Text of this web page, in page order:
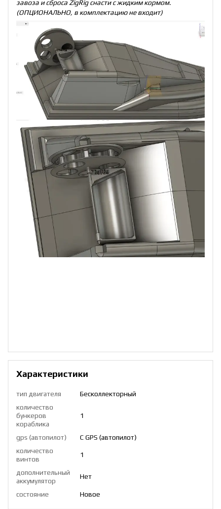
завоза и сброса ZigRig снасти с жидким кормом.
(ОПЦИОНАЛЬНО, в комплектацию не входит)
Характеристики
тип двигателя
Бесколлекторный
количество
бункеров
кораблика
1
gps (автопилот)
С GPS (автопилот)
количество
винтов
1
дополнительный
аккумулятор
Нет
состояние Новое